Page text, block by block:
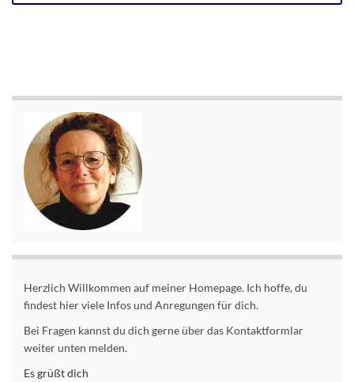
Herzlich Willkommen auf meiner Homepage. Ich hoffe, du
findest hier viele Infos und Anregungen für dich.
Bei Fragen kannst du dich gerne über das Kontaktformlar
weiter unten melden.
Es grüßt dich